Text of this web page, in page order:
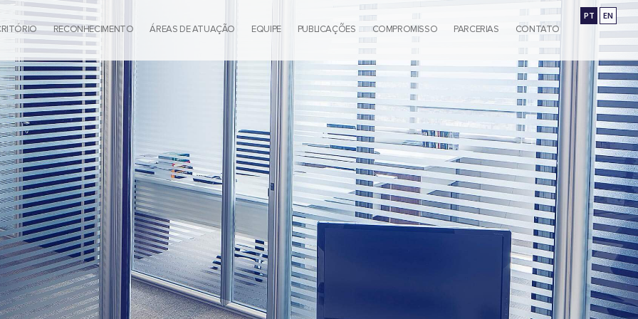
PT EN
RECONHECIMENTO ÁREAS DE ATUAÇÃO EQUIPE PUBLICAÇÕES COMPROMISSO PARCERIAS CONTATO